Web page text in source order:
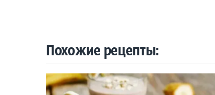
Похожие рецепты: